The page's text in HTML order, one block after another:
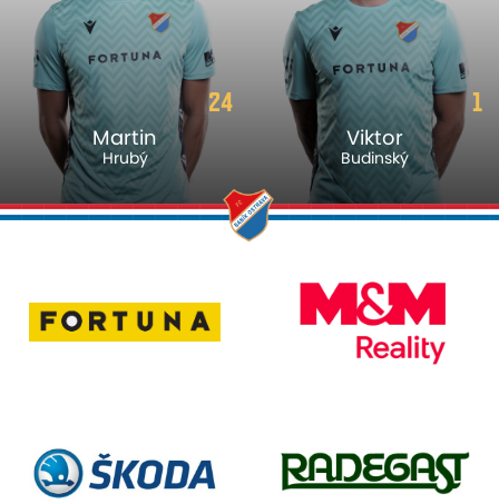
24
Martin
Hrubý
1
Viktor
Budinský